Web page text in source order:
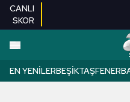
CANLI
SKOR
EN YENILERBEŞIKTAŞ